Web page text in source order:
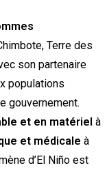
Terre des
son partenaire
populations
gouvernement.
et en matériel à
et médicale à
d’El Niño est